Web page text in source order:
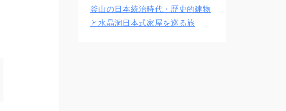
釜山の日本統治時代・歴史的建物
と水晶洞日本式家屋を巡る旅